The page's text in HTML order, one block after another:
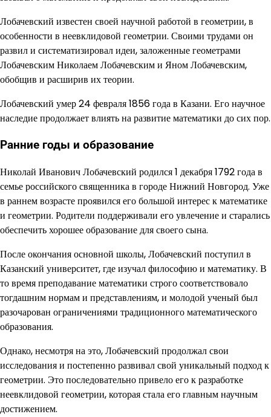
Лобачевский известен своей научной работой в геометрии, в
особенности в неевклидовой геометрии. Своими трудами он
развил и систематизировал идеи, заложенные геометрами
Лобачевским Николаем Лобачевским и Яном Лобачевским,
обобщив и расширив их теории.
Лобачевский умер 24 февраля 1856 года в Казани. Его научное
наследие продолжает влиять на развитие математики до сих пор.
Ранние годы и образование
Николай Иванович Лобачевский родился 1 декабря 1792 года в
семье российского священника в городе Нижний Новгород. Уже
в раннем возрасте проявился его большой интерес к математике
и геометрии. Родители поддерживали его увлечение и старались
обеспечить хорошее образование для своего сына.
После окончания основной школы, Лобачевский поступил в
Казанский университет, где изучал философию и математику. В
то время преподавание математики строго соответствовало
тогдашним нормам и представлениям, и молодой ученый был
разочарован ограничениями традиционного математического
образования.
Однако, несмотря на это, Лобачевский продолжал свои
исследования и постепенно развивал свой уникальный подход к
геометрии. Это последовательно привело его к разработке
неевклидовой геометрии, которая стала его главным научным
достижением.